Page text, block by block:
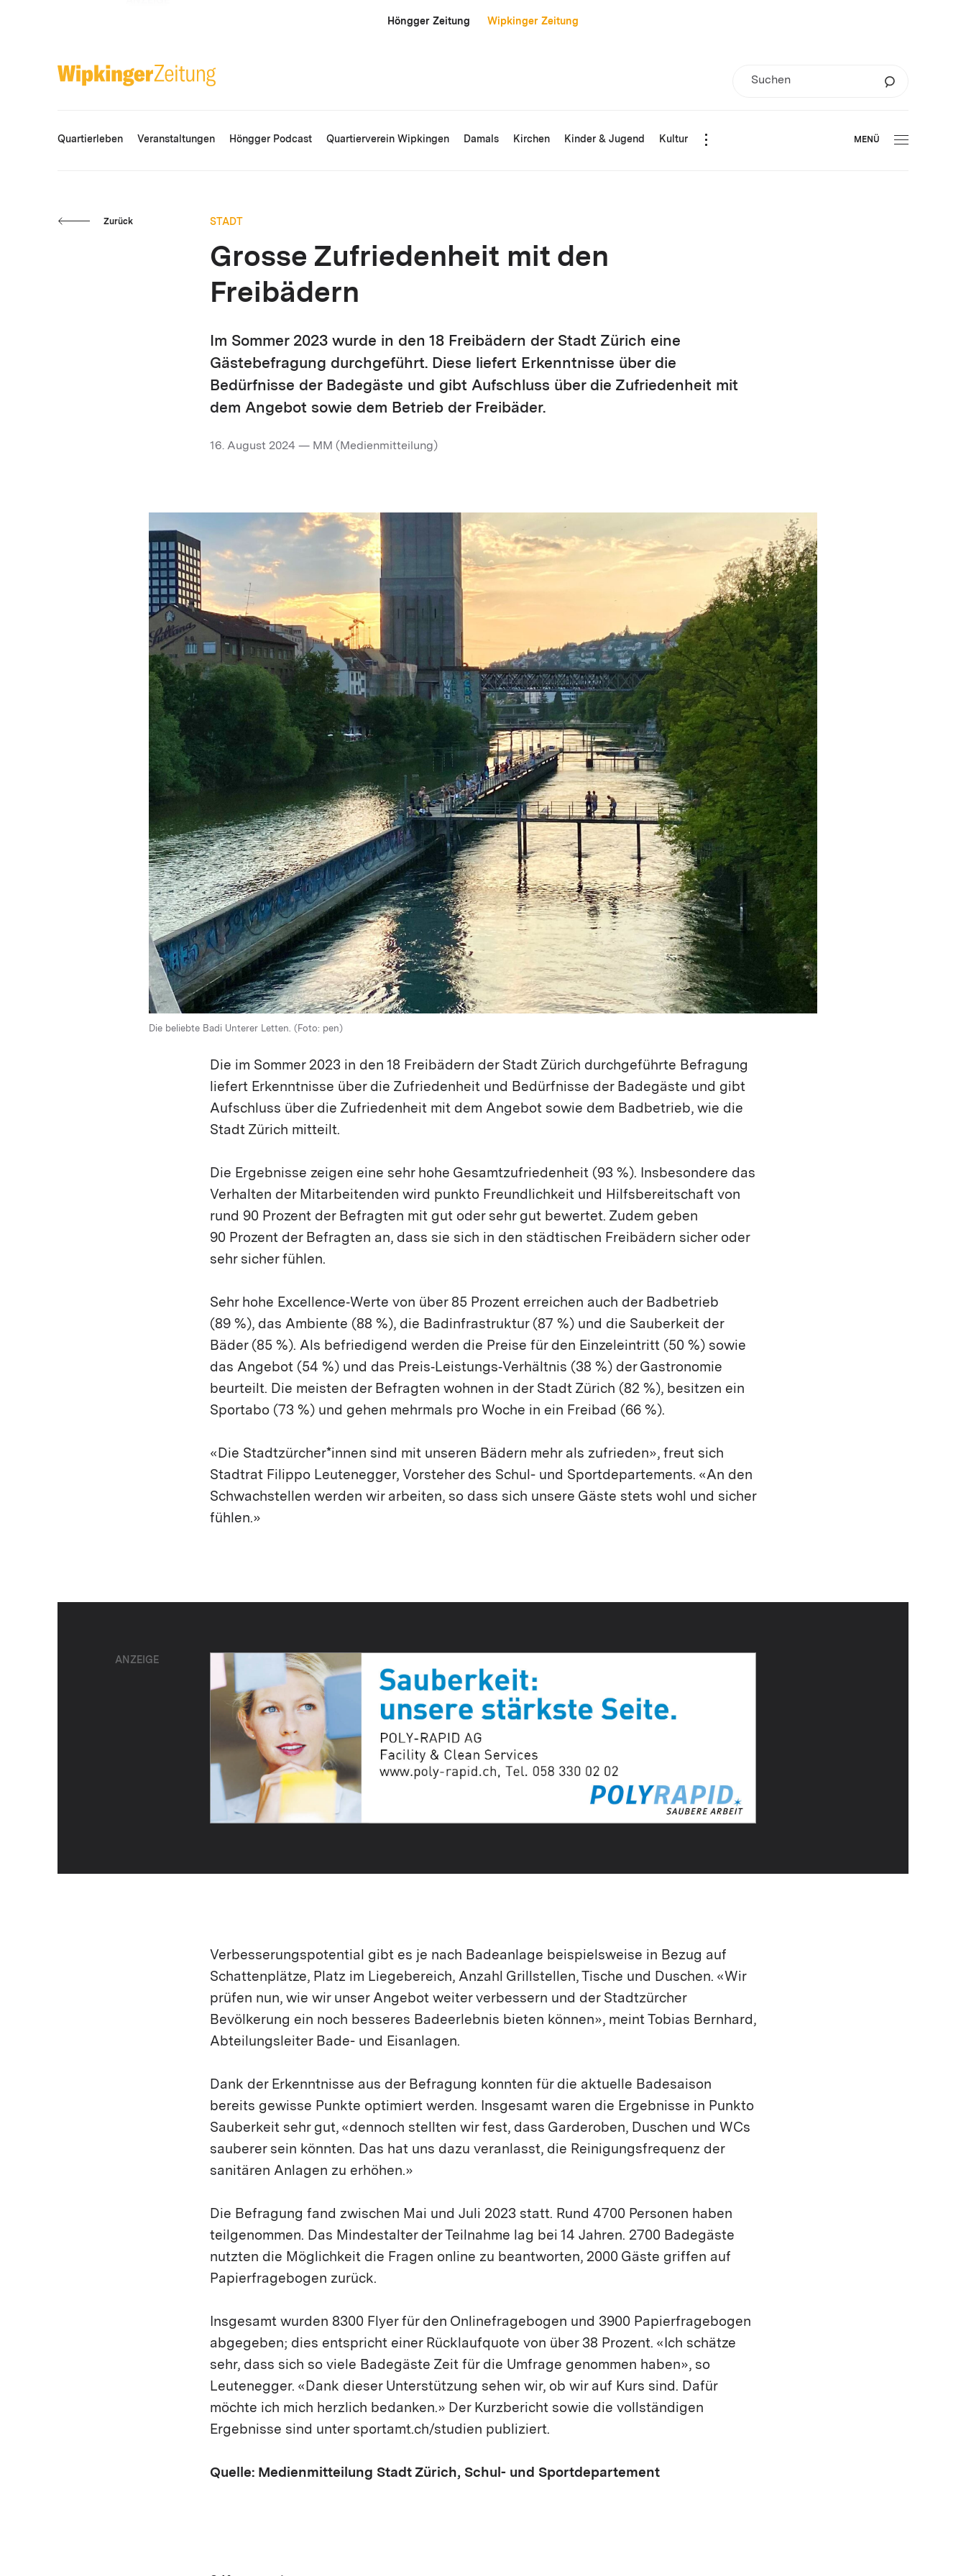
Höngger Zeitung Wipkinger Zeitung
Quartierleben Veranstaltungen Höngger Podcast Quartierverein Wipkingen Damals Kirchen Kinder & Jugend Kultur MENÜ
Zurück STADT
Grosse Zufriedenheit mit den
Freibädern
Im Sommer 2023 wurde in den 18 Freibädern der Stadt Zürich eine
Gästebefragung durchgeführt. Diese liefert Erkenntnisse über die
Bedürfnisse der Badegäste und gibt Aufschluss über die Zufriedenheit mit
dem Angebot sowie dem Betrieb der Freibäder.
16. August 2024 — MM (Medienmitteilung)
Die beliebte Badi Unterer Letten. (Foto: pen)
Die im Sommer 2023 in den 18 Freibädern der Stadt Zürich durchgeführte Befragung
liefert Erkenntnisse über die Zufriedenheit und Bedürfnisse der Badegäste und gibt
Aufschluss über die Zufriedenheit mit dem Angebot sowie dem Badbetrieb, wie die
Stadt Zürich mitteilt.
Die Ergebnisse zeigen eine sehr hohe Gesamtzufriedenheit (93 %). Insbesondere das
Verhalten der Mitarbeitenden wird punkto Freundlichkeit und Hilfsbereitschaft von
rund 90 Prozent der Befragten mit gut oder sehr gut bewertet. Zudem geben
90 Prozent der Befragten an, dass sie sich in den städtischen Freibädern sicher oder
sehr sicher fühlen.
Sehr hohe Excellence‑Werte von über 85 Prozent erreichen auch der Badbetrieb
(89 %), das Ambiente (88 %), die Badinfrastruktur (87 %) und die Sauberkeit der
Bäder (85 %). Als befriedigend werden die Preise für den Einzeleintritt (50 %) sowie
das Angebot (54 %) und das Preis‑Leistungs‑Verhältnis (38 %) der Gastronomie
beurteilt. Die meisten der Befragten wohnen in der Stadt Zürich (82 %), besitzen ein
Sportabo (73 %) und gehen mehrmals pro Woche in ein Freibad (66 %).
«Die Stadtzürcher*innen sind mit unseren Bädern mehr als zufrieden», freut sich
Stadtrat Filippo Leutenegger, Vorsteher des Schul- und Sportdepartements. «An den
Schwachstellen werden wir arbeiten, so dass sich unsere Gäste stets wohl und sicher
fühlen.»
ANZEIGE
Verbesserungspotential gibt es je nach Badeanlage beispielsweise in Bezug auf
Schattenplätze, Platz im Liegebereich, Anzahl Grillstellen, Tische und Duschen. «Wir
prüfen nun, wie wir unser Angebot weiter verbessern und der Stadtzürcher
Bevölkerung ein noch besseres Badeerlebnis bieten können», meint Tobias Bernhard,
Abteilungsleiter Bade- und Eisanlagen.
Dank der Erkenntnisse aus der Befragung konnten für die aktuelle Badesaison
bereits gewisse Punkte optimiert werden. Insgesamt waren die Ergebnisse in Punkto
Sauberkeit sehr gut, «dennoch stellten wir fest, dass Garderoben, Duschen und WCs
sauberer sein könnten. Das hat uns dazu veranlasst, die Reinigungsfrequenz der
sanitären Anlagen zu erhöhen.»
Die Befragung fand zwischen Mai und Juli 2023 statt. Rund 4700 Personen haben
teilgenommen. Das Mindestalter der Teilnahme lag bei 14 Jahren. 2700 Badegäste
nutzten die Möglichkeit die Fragen online zu beantworten, 2000 Gäste griffen auf
Papierfragebogen zurück.
Insgesamt wurden 8300 Flyer für den Onlinefragebogen und 3900 Papierfragebogen
abgegeben; dies entspricht einer Rücklaufquote von über 38 Prozent. «Ich schätze
sehr, dass sich so viele Badegäste Zeit für die Umfrage genommen haben», so
Leutenegger. «Dank dieser Unterstützung sehen wir, ob wir auf Kurs sind. Dafür
möchte ich mich herzlich bedanken.» Der Kurzbericht sowie die vollständigen
Ergebnisse sind unter sportamt.ch/studien publiziert.
Quelle: Medienmitteilung Stadt Zürich, Schul- und Sportdepartement